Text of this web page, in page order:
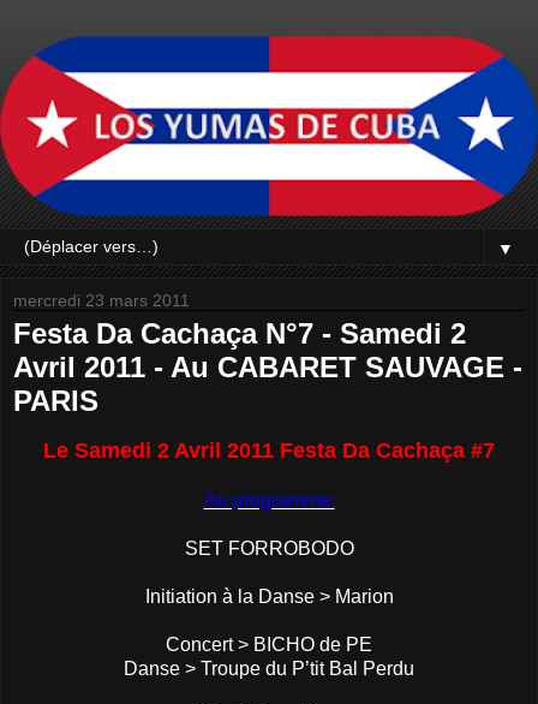
▼
mercredi 23 mars 2011
Festa Da Cachaça N°7 - Samedi 2
Avril 2011 - Au CABARET SAUVAGE -
PARIS
Le Samedi 2 Avril 2011 Festa Da Cachaça #7
Au programme:
SET FORROBODO
Initiation à la Danse > Marion
Concert > BICHO de PE
Danse > Troupe du P’tit Bal Perdu